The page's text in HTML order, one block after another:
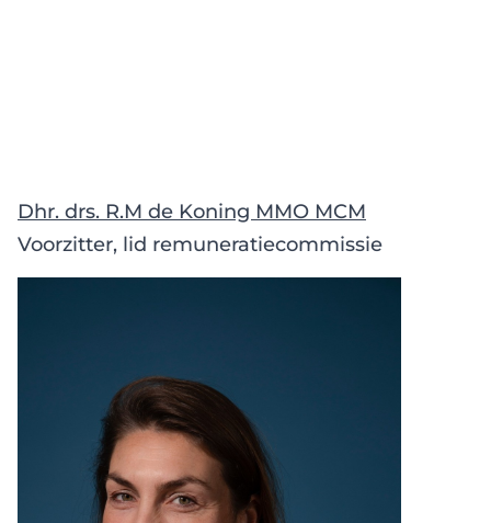
Dhr. drs. R.M de Koning MMO MCM
Voorzitter, lid remuneratiecommissie